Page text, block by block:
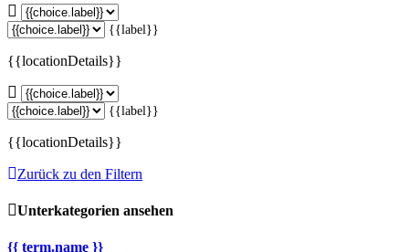
{{label}}
{{locationDetails}}
{{label}}
{{locationDetails}}
Zurück zu den Filtern
Unterkategorien ansehen
{{ term.name }}